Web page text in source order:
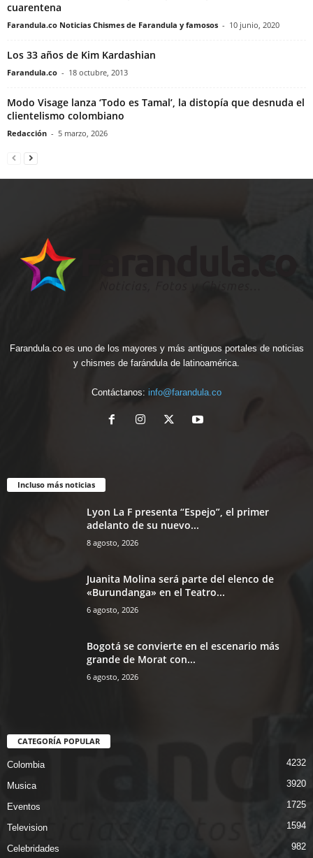
cuarentena
Farandula.co Noticias Chismes de Farandula y famosos - 10 junio, 2020
Los 33 años de Kim Kardashian
Farandula.co - 18 octubre, 2013
Modo Visage lanza ‘Todo es Tamal’, la distopía que desnuda el
clientelismo colombiano
Redacción - 5 marzo, 2026
Farandula.co es uno de los mayores y más antiguos portales de noticias
y chismes de farándula de latinoamérica.
Contáctanos: info@farandula.co
Incluso más noticias
Lyon La F presenta “Espejo”, el primer
adelanto de su nuevo...
8 agosto, 2026
Juanita Molina será parte del elenco de
«Burundanga» en el Teatro...
6 agosto, 2026
Bogotá se convierte en el escenario más
grande de Morat con...
6 agosto, 2026
CATEGORÍA POPULAR
Colombia 4232
Musica 3920
Eventos 1725
Television 1594
Celebridades 982